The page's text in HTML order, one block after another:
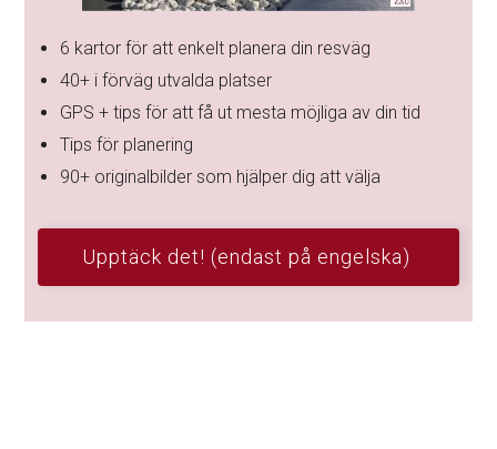
6 kartor för att enkelt planera din resväg
40+ i förväg utvalda platser
GPS + tips för att få ut mesta möjliga av din tid
Tips för planering
90+ originalbilder som hjälper dig att välja
Upptäck det! (endast på engelska)